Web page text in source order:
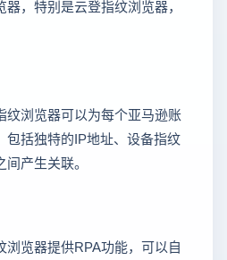
，特别是云登指纹浏览器，
纹浏览器可以为每个亚马逊账
包括独特的IP地址、设备指纹
产生关联。
浏览器提供RPA功能，可以自